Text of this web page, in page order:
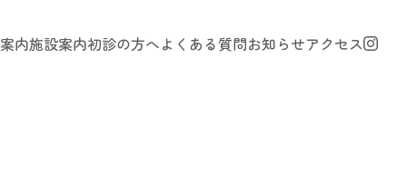
内施設案内初診の方へよくある質問お知らせアクセス